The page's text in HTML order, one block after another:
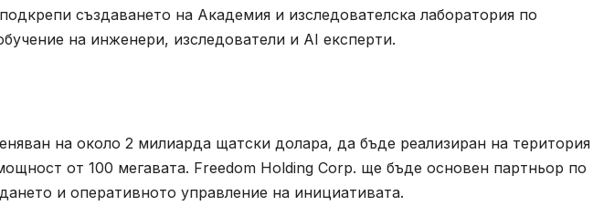
създаването на Академия и изследователска лаборатория по
на инженери, изследователи и AI експерти.
на около 2 милиарда щатски долара, да бъде реализиран на територия
от 100 мегавата. Freedom Holding Corp. ще бъде основен партньор по
и оперативното управление на инициативата.